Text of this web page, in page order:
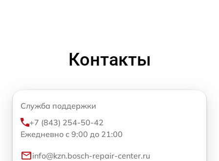
Контакты
Служба поддержки
+7 (843) 254-50-42
Ежедневно с 9:00 до 21:00
info@kzn.bosch-repair-center.ru